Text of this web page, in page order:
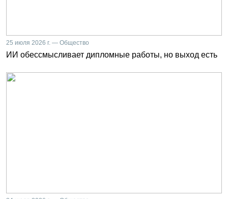
25 июля 2026 г. — Общество
ИИ обессмысливает дипломные работы, но выход есть